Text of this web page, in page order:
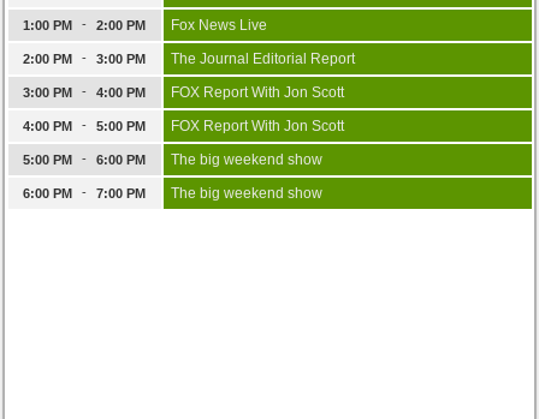
1:00 PM - 2:00 PM Fox News Live
2:00 PM - 3:00 PM The Journal Editorial Report
3:00 PM - 4:00 PM FOX Report With Jon Scott
4:00 PM - 5:00 PM FOX Report With Jon Scott
5:00 PM - 6:00 PM The big weekend show
6:00 PM - 7:00 PM The big weekend show